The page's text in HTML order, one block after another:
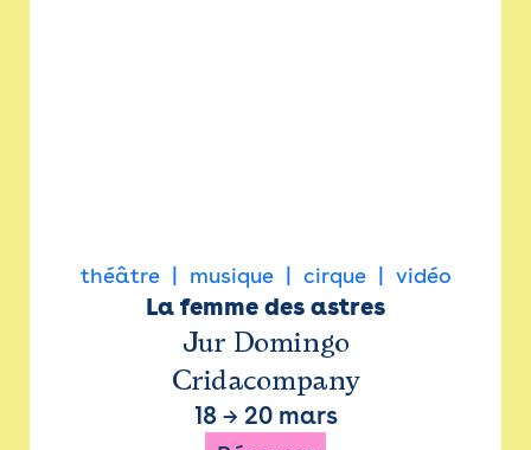
théâtre musique cirque vidéo
La femme des astres
Jur Domingo
Cridacompany
18 → 20 mars